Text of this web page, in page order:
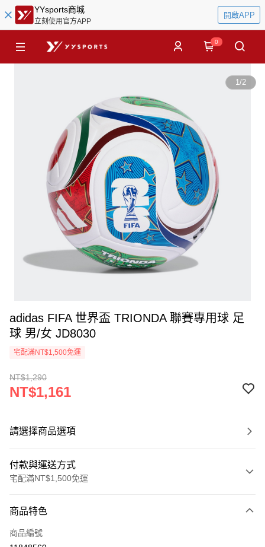
YYsports商城
立刻使用官方APP
開啟APP
0
1/2
adidas FIFA 世界盃 TRIONDA 聯賽專用球 足
球 男/女 JD8030
宅配滿NT$1,500免運
NT$1,290
NT$1,161
請選擇商品選項
付款與運送方式
宅配滿NT$1,500免運
信用卡一次付款
信用卡分期付款
商品特色
商品編號